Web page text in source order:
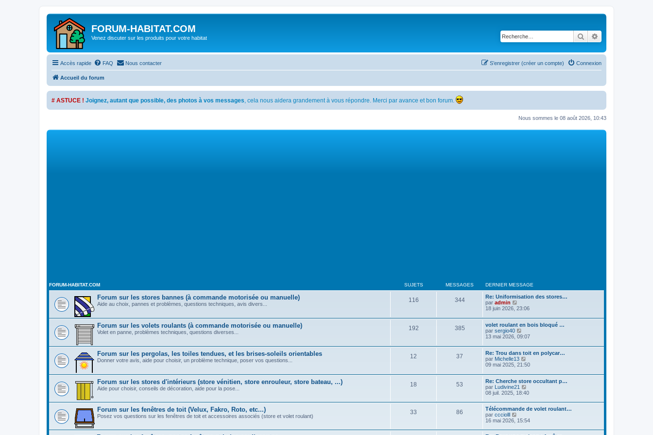
FORUM-HABITAT.COM
Venez discuter sur les produits pour votre habitat Rechercher
Accès rapide FAQ Nous contacter Connexion
S’enregistrer (créer un compte)
Accueil du forum
# ASTUCE ! Joignez, autant que possible, des photos à vos messages, cela nous aidera grandement à vous répondre. Merci par avance et bon forum.
Nous sommes le 08 août 2026, 10:43
FORUM-HABITAT.COM SUJETS MESSAGES DERNIER MESSAGE
Forum sur les stores bannes (à commande motorisée ou manuelle)
Aide au choix, pannes et problèmes, questions techniques, avis divers...
116 344
Re: Uniformisation des stores…
par admin
o
r
l
e
d
r
n
i
e
e
s
s
a
g
e
18 juin 2026, 23:06
Forum sur les volets roulants (à commande motorisée ou manuelle)
Volet en panne, problèmes techniques, questions diverses...
192 385
volet roulant en bois bloqué …
par sergio40
o
r
l
e
d
r
n
i
e
e
s
s
a
13 mai 2026, 09:07
Forum sur les pergolas, les toiles tendues, et les brises-soleils orientables
Donner votre avis, aide pour choisir, un problème technique, poser vos questions...
12 37
Re: Trou dans toit en polycar…
par Michelle13
o
r
l
d
r
n
e
09 mai 2025, 21:50
Forum sur les stores d'intérieurs (store vénitien, store enrouleur, store bateau, ...)
Aide pour choisir, conseils de décoration, aide pour la pose...
18 53
Re: Cherche store occultant p…
par Ludivine21
o
r
l
d
08 juil. 2025, 18:40
Forum sur les fenêtres de toit (Velux, Fakro, Roto, etc...)
Posez vos questions sur les fenêtres de toit et accessoires associés (store et volet roulant)
33 86
Télécommande de volet roulant…
par ccciolll
o
r
16 mai 2026, 15:54